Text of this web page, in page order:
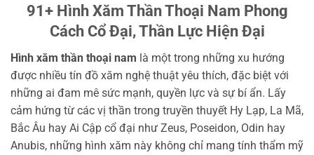
91+ Hình Xăm Thần Thoại Nam Phong
Cách Cổ Đại, Thần Lực Hiện Đại
Hình xăm thần thoại nam là một trong những xu hướng
được nhiều tín đồ xăm nghệ thuật yêu thích, đặc biệt với
những ai đam mê sức mạnh, quyền lực và sự bí ẩn. Lấy
cảm hứng từ các vị thần trong truyền thuyết Hy Lạp, La Mã,
Bắc Âu hay Ai Cập cổ đại như Zeus, Poseidon, Odin hay
Anubis, những hình xăm này không chỉ mang tính thẩm mỹ